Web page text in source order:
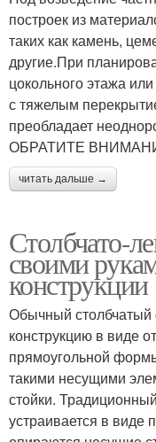
построек из
таких как камень,
другие.При
цокольного этажа
с тяжелым
преобладает
ОБРАТИТЕ
читать дальше →
Столбчато-
своими
конструкции
Обычный столбчатый
конструкцию в виде
прямоугольной
такими несущими
стойки.
устраивается в виде